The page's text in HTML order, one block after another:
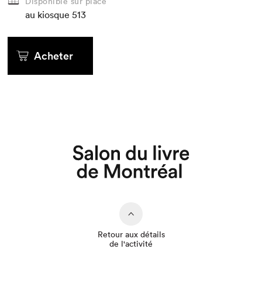
au kiosque 513
Acheter
Retour aux détails
de l'activité